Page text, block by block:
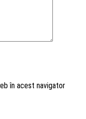
în acest navigator